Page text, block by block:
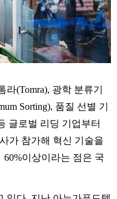
라(Tomra), 광학 분류기
Sorting), 품질 선별 기
글로벌 리딩 기업부터
사가 참가해 혁신 기술을
60%이상이라는 점은 국